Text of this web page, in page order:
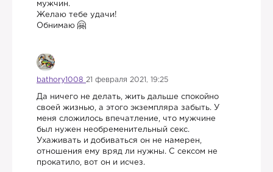
мужчин.
Желаю тебе удачи!
Обнимаю
bathory1008 21 февраля 2021, 19:25
Да ничего не делать, жить дальше спокойно
своей жизнью, а этого экземпляра забыть. У
меня сложилось впечатление, что мужчине
был нужен необременительный секс.
Ухаживать и добиваться он не намерен,
отношения ему вряд ли нужны. С сексом не
прокатило, вот он и исчез.